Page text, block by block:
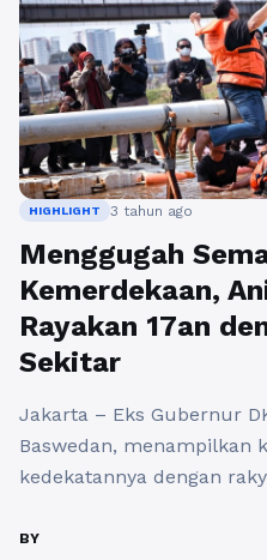
HIGHLIGHT 3 tahun ago
Menggugah
Kemerdekaan,
Rayakan 17an
Sekitar
Jakarta – Eks Gubernur
Baswedan, menampilkan
kedekatannya dengan
Jakarta Selatan, pada
BY